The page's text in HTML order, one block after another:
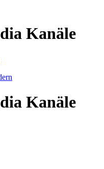
Kanäle
Kanäle